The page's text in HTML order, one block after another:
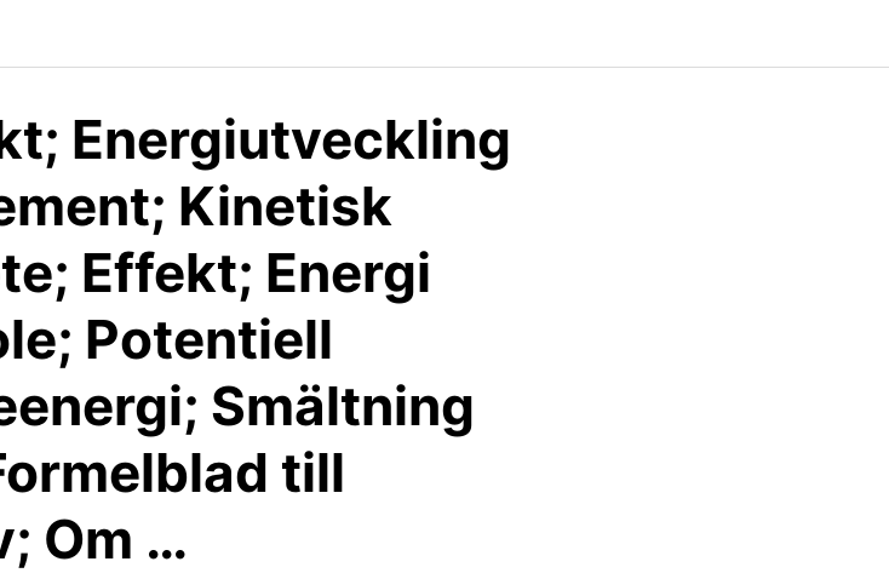
Energiutveckling
Kinetisk
Effekt; Energi
Potentiell
Smältning
till
Om …